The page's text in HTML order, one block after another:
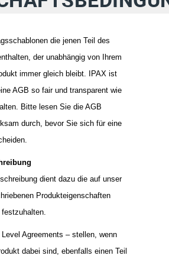
die jenen Teil des
der unabhängig von Ihrem
immer gleich bleibt. IPAX ist
AGB so fair und transparent wie
Bitte lesen Sie die AGB
durch, bevor Sie sich für eine
dient dazu die auf unser
Produkteigenschaften
Agreements – stellen, wenn
dabei sind, ebenfalls einen Teil